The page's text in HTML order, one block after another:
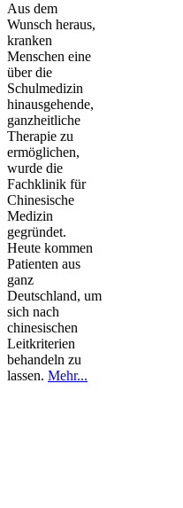
Aus dem
Wunsch heraus,
kranken
Menschen eine
über die
Schulmedizin
hinausgehende,
ganzheitliche
Therapie zu
ermöglichen,
wurde die
Fachklinik für
Chinesische
Medizin
gegründet.
Heute kommen
Patienten aus
ganz
Deutschland, um
sich nach
chinesischen
Leitkriterien
behandeln zu
lassen. Mehr...